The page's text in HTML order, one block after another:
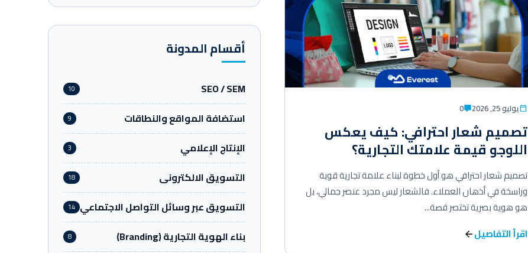
يوليو 25, 2026 0
تصميم شعار احترافي: كيف يعكس
اللوجو قيمة علامتك التجارية؟
تصميم شعار احترافي هو أول خطوة لبناء علامة تجارية قوية
وراسخة في أذهان العملاء. فالشعار ليس مجرد عنصر جمالي، بل
هو هوية بصرية تختصر قصة...
اقرأ التفاصيل
أقسام المدونة
SEO / SEM
10
استضافة المواقع والنطاقات 9
الإنتاج الإعلامي 3
التسويق الالكترونى 18
التسويق عبر وسائل التواصل الاجتماعي 14
بناء الهوية التجارية (Branding) 8